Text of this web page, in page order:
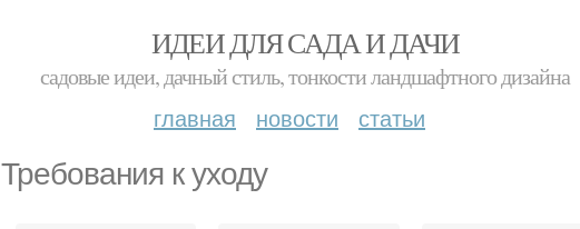
ИДЕИ ДЛЯ САДА И ДАЧИ
садовые идеи, дачный стиль, тонкости ландшафтного дизайна
главная новости статьи
Требования к уходу